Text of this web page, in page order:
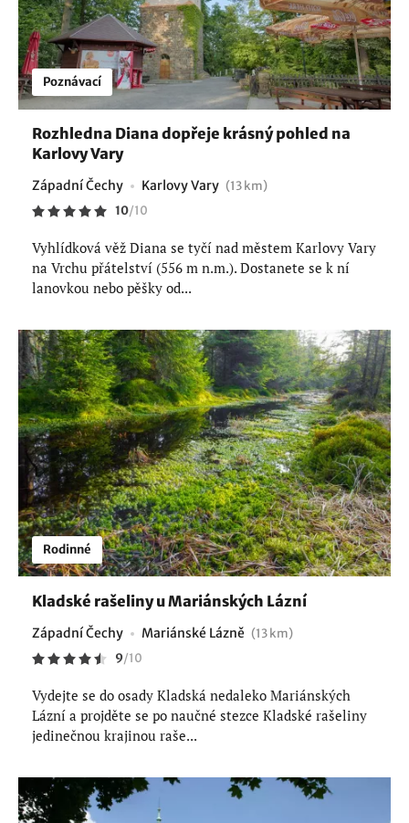
Poznávací
Rozhledna Diana dopřeje krásný pohled na
Karlovy Vary
Západní Čechy Karlovy Vary (13 km)
10/10
Vyhlídková věž Diana se tyčí nad městem Karlovy Vary
na Vrchu přátelství (556 m n.m.). Dostanete se k ní
lanovkou nebo pěšky od...
Rodinné
Kladské rašeliny u Mariánských Lázní
Západní Čechy Mariánské Lázně (13 km)
9/10
Vydejte se do osady Kladská nedaleko Mariánských
Lázní a projděte se po naučné stezce Kladské rašeliny
jedinečnou krajinou raše...